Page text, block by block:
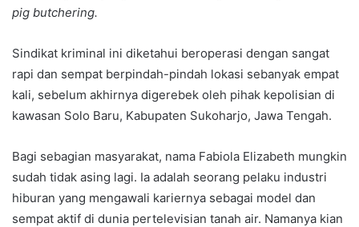
pig butchering.
Sindikat kriminal ini diketahui beroperasi dengan sangat
rapi dan sempat berpindah-pindah lokasi sebanyak empat
kali, sebelum akhirnya digerebek oleh pihak kepolisian di
kawasan Solo Baru, Kabupaten Sukoharjo, Jawa Tengah.
Bagi sebagian masyarakat, nama Fabiola Elizabeth mungkin
sudah tidak asing lagi. Ia adalah seorang pelaku industri
hiburan yang mengawali kariernya sebagai model dan
sempat aktif di dunia pertelevisian tanah air. Namanya kian